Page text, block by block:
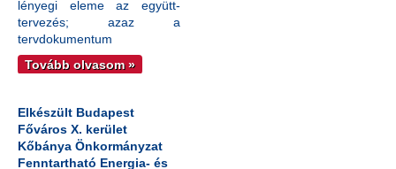
lényegi eleme az együtt-
tervezés; azaz a
tervdokumentum
Tovább olvasom »
Elkészült Budapest
Főváros X. kerület
Kőbánya Önkormányzat
Fenntartható Energia- és